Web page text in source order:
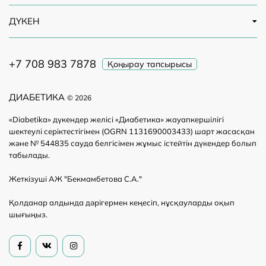
ДИАБЕТИКА © 2026
«Diabetika» дүкендер желісі «Диабетика» жауапкершілігі
шектеулі серіктестігімен (OGRN 1131690003433) шарт жасасқан
және № 544835 сауда белгісімен жұмыс істейтін дүкендер болып
табылады.
Жеткізуші АЖ "Бекмамбетова С.А."
Қолданар алдында дәрігермен кеңесіп, нұсқауларды оқып
шығыңыз.
ДҮКЕН
+7 708 983 7878 Қоңырау тапсырысы